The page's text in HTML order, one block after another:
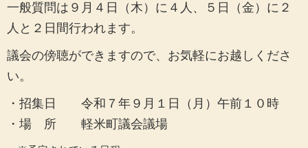
一般質問は９月４日（木）に４人、５日（金）に２
人と２日間行われます。
議会の傍聴ができますので、お気軽にお越しくださ
い。
・招集日 令和７年９月１日（月）午前１０時
・場 所 軽米町議会議場